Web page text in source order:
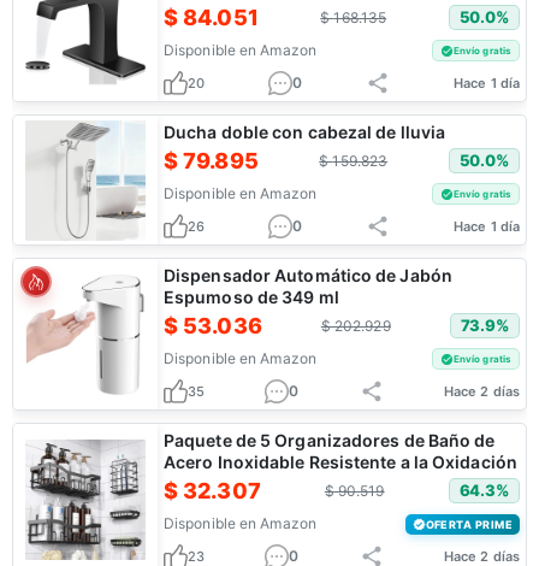
$84.051 $168.135 50.0%
Disponible en Amazon Envío gratis
20 0 Hace 1 día
Ducha doble con cabezal de lluvia
$79.895 $159.823 50.0%
Disponible en Amazon Envío gratis
26 0 Hace 1 día
Dispensador Automático de Jabón
Espumoso de 349 ml
$ 53.036 $202.929 73.9%
Disponible en Amazon Envío gratis
35 0 Hace 2 días
Paquete de 5 Organizadores de Baño de
Acero Inoxidable Resistente a la Oxidación
$ 32.307 $90.519 64.3%
Disponible en Amazon OFERTA PRIME
23 0 Hace 2 días